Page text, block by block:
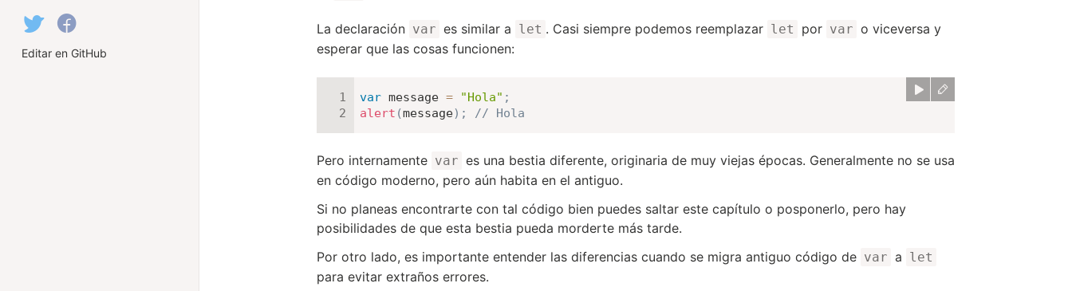
La declaración var es similar a let . Casi siempre podemos reemplazar let por var o viceversa y
esperar que las cosas funcionen:
var message = "Hola" ;
alert (message) ; // Hola
Pero internamente var es una bestia diferente, originaria de muy viejas épocas. Generalmente no se usa
en código moderno, pero aún habita en el antiguo.
Si no planeas encontrarte con tal código bien puedes saltar este capítulo o posponerlo, pero hay
posibilidades de que esta bestia pueda morderte más tarde.
Por otro lado, es importante entender las diferencias cuando se migra antiguo código de var a let
para evitar extraños errores.
Editar en GitHub